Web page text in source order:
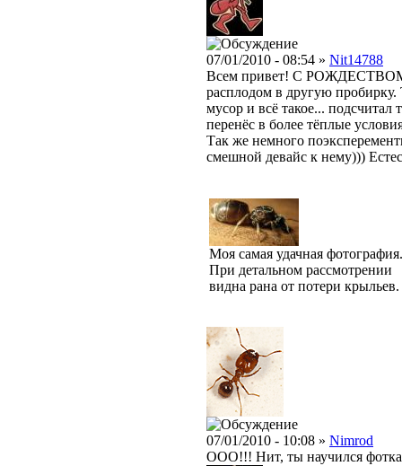
07/01/2010 - 08:54 » Nit14788
Всем привет! С
расплодом в другую
мусор и всё такое...
перенёс в более тёплые
Так же немного
смешной девайс к нему)))
Моя самая удачная фотография.
При детальном рассмотрении
видна рана от потери крыльев.
07/01/2010 - 10:08 » Nimrod
ООО!!! Нит, ты научился